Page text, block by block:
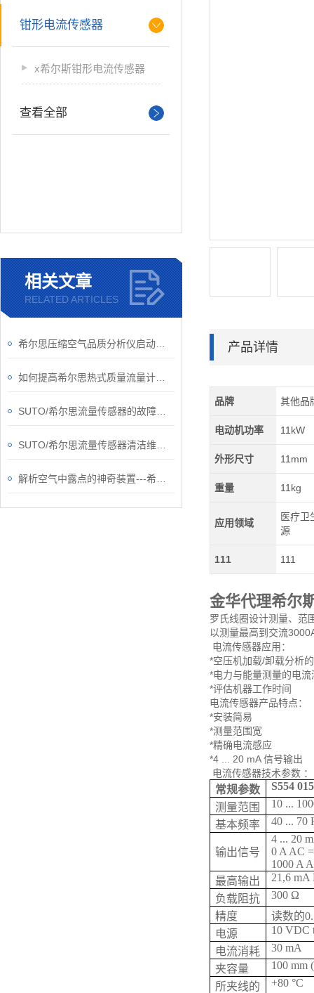
钳形电流传感器
x希尔斯钳形电流传感器
查看全部
相关文章
RELATED ARTICLES
产品详情
品牌 其他品
电动机功率 11kW
外形尺寸 11mm
重量 11kg
应用领域
医疗卫
源
111 111
金华代理希尔
罗氏线圈设计测量、范
以测量最高到交流
电流传感器应用：
*空压机加载/卸载分析
*电力与能量测量的电流
*评估机器工作时间
电流传感器产品特点：
*安装简易
*测量范围宽
*精确电流感应
*4 ... 20 mA 信号输出
电流传感器技术参数 ：
常规参数
S554
测量范围
10 ...
基本频率
40 ... 70
输出信号
4 ... 20
0 A AC
1000 A
最高输出
21,6 mA
负载阻抗
300 Ω
精度
读数的
电源
10 VDC
电流消耗
30 mA
夹容量
100 mm
所夹线的
+80 °C